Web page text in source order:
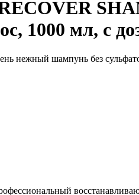
1000 мл, с
нежный шампунь без